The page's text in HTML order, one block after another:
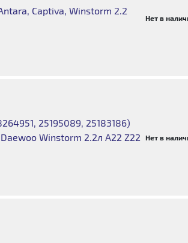
Captiva, Winstorm 2.2
Нет в
25195089, 25183186)
Winstorm 2.2л A22 Z22
Нет в